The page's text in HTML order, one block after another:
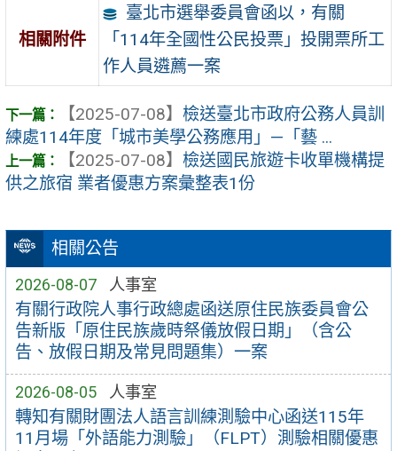
相關公告
2026-08-07 人事室
有關行政院人事行政總處函送原住民族委員會公
告新版「原住民族歲時祭儀放假日期」（含公
告、放假日期及常見問題集）一案
2026-08-05 人事室
轉知有關財團法人語言訓練測驗中心函送115年
11月場「外語能力測驗」（FLPT）測驗相關優惠
相關附件
臺北市選舉委員會函以，有關
「114年全國性公民投票」投開票所工
作人員遴薦一案
【2025-07-08】 檢送臺北市政府公務人員訓
練處114年度「城市美學公務應用」—「藝 ...
【2025-07-08】 檢送國民旅遊卡收單機構提
供之旅宿 業者優惠方案彙整表1份